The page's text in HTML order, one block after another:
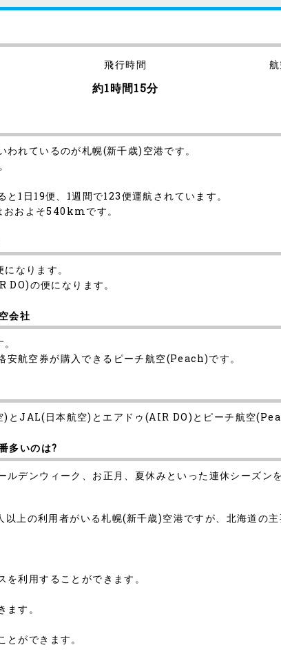
飛行時間
約1時間15分
れているのが札幌(新千歳)空港です。
1日19便、1週間で123便運航されています。
おおよそ540kmです。
なります。
の便になります。
会社
航空券が購入できるピーチ航空(Peach)です。
とJAL(日本航空)とエアドゥ(AIR DO)とピーチ航空
多いのは?
デンウィーク、お正月、夏休みといった連休シーズン
上の利用者がいる札幌(新千歳)空港ですが、北海道の
利用することができます。
す。
ができます。